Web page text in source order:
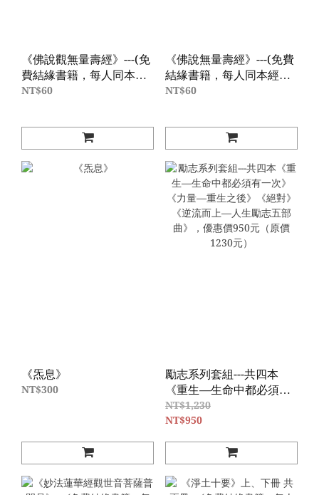
《佛說觀無量壽經》---(免
費結緣書籍，每人同本經
書限結緣索取一本，只需
NT$60
《佛說無量壽經》---(免費
結緣書籍，每人同本經書
限結緣索取一本，只需負
NT$60
《炁息》
NT$300
勵志系列套組---共四本
《重生—生命中都必須有
一次》《力量—重生之
後》《絕對》《逆流而上
惠價950元（原價1230
元）
NT$1,230
NT$950